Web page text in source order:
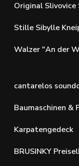
Original Slivovice
Stille Sibylle
Walzer "An der
cantarelos
Baumaschinen &
Karpatengedeck
BRUSINKY